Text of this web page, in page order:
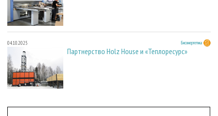
04.10.2025 Биоэнергетика
Партнерство Holz House и «Теплоресурс»